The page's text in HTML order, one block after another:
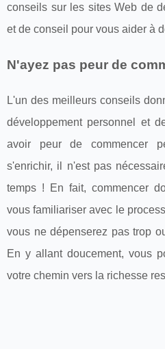
conseils sur les sites Web de
et de conseil pour vous aider à
N'ayez pas peur de
L'un des meilleurs conseils
développement personnel et
avoir peur de commencer
s'enrichir, il n'est pas
temps ! En fait, commencer
vous familiariser avec le
vous ne dépenserez pas trop
En y allant doucement, vous
votre chemin vers la richesse